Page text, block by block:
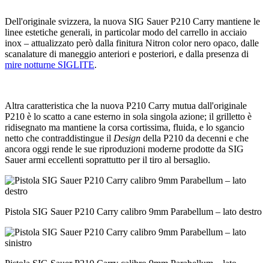
Dell'originale svizzera, la nuova SIG Sauer P210 Carry mantiene le
linee estetiche generali, in particolar modo del carrello in acciaio
inox – attualizzato però dalla finitura Nitron color nero opaco, dalle
scanalature di maneggio anteriori e posteriori, e dalla presenza di
mire notturne SIGLITE.
Altra caratteristica che la nuova P210 Carry mutua dall'originale
P210 è lo scatto a cane esterno in sola singola azione; il grilletto è
ridisegnato ma mantiene la corsa cortissima, fluida, e lo sgancio
netto che contraddistingue il Design della P210 da decenni e che
ancora oggi rende le sue riproduzioni moderne prodotte da SIG
Sauer armi eccellenti soprattutto per il tiro al bersaglio.
Pistola SIG Sauer P210 Carry calibro 9mm Parabellum – lato destro